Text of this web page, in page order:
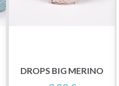
DROPS BIG MERINO